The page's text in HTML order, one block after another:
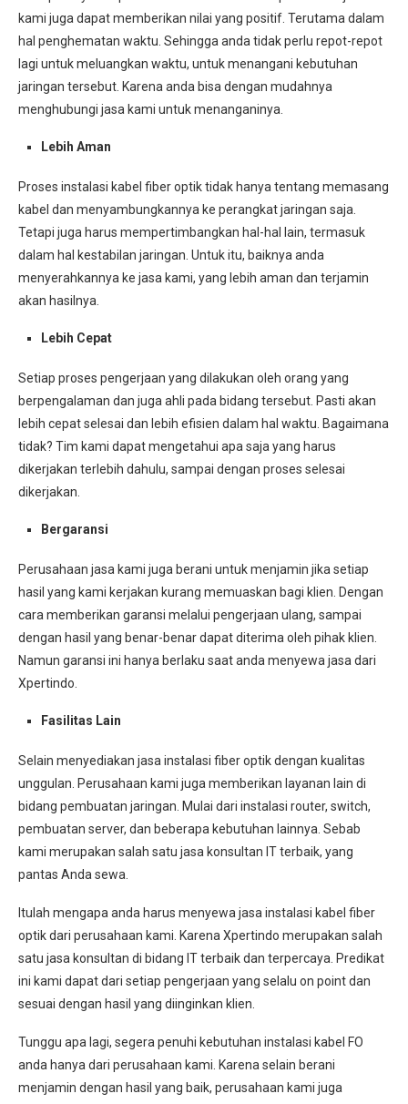
kami juga dapat memberikan nilai yang positif. Terutama dalam
hal penghematan waktu. Sehingga anda tidak perlu repot-repot
lagi untuk meluangkan waktu, untuk menangani kebutuhan
jaringan tersebut. Karena anda bisa dengan mudahnya
menghubungi jasa kami untuk menanganinya.
Lebih Aman
Proses instalasi kabel fiber optik tidak hanya tentang memasang
kabel dan menyambungkannya ke perangkat jaringan saja.
Tetapi juga harus mempertimbangkan hal-hal lain, termasuk
dalam hal kestabilan jaringan. Untuk itu, baiknya anda
menyerahkannya ke jasa kami, yang lebih aman dan terjamin
akan hasilnya.
Lebih Cepat
Setiap proses pengerjaan yang dilakukan oleh orang yang
berpengalaman dan juga ahli pada bidang tersebut. Pasti akan
lebih cepat selesai dan lebih efisien dalam hal waktu. Bagaimana
tidak? Tim kami dapat mengetahui apa saja yang harus
dikerjakan terlebih dahulu, sampai dengan proses selesai
dikerjakan.
Bergaransi
Perusahaan jasa kami juga berani untuk menjamin jika setiap
hasil yang kami kerjakan kurang memuaskan bagi klien. Dengan
cara memberikan garansi melalui pengerjaan ulang, sampai
dengan hasil yang benar-benar dapat diterima oleh pihak klien.
Namun garansi ini hanya berlaku saat anda menyewa jasa dari
Xpertindo.
Fasilitas Lain
Selain menyediakan jasa instalasi fiber optik dengan kualitas
unggulan. Perusahaan kami juga memberikan layanan lain di
bidang pembuatan jaringan. Mulai dari instalasi router, switch,
pembuatan server, dan beberapa kebutuhan lainnya. Sebab
kami merupakan salah satu jasa konsultan IT terbaik, yang
pantas Anda sewa.
Itulah mengapa anda harus menyewa jasa instalasi kabel fiber
optik dari perusahaan kami. Karena Xpertindo merupakan salah
satu jasa konsultan di bidang IT terbaik dan terpercaya. Predikat
ini kami dapat dari setiap pengerjaan yang selalu on point dan
sesuai dengan hasil yang diinginkan klien.
Tunggu apa lagi, segera penuhi kebutuhan instalasi kabel FO
anda hanya dari perusahaan kami. Karena selain berani
menjamin dengan hasil yang baik, perusahaan kami juga